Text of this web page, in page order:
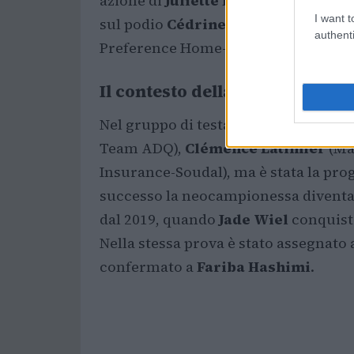
I want
sul podio Cédrine Kerbaol (EF
Preference Home-Auber93).
Il contesto della vittoria e il
Nel gruppo di testa si erano mosse
Team ADQ), Clémence Latimier
Insurance-Soudal), ma è stata la
successo la neocampionessa
dal 2019, quandoJade Wiel
Nella stessa prova è stato
confermato aFariba Hashimi.